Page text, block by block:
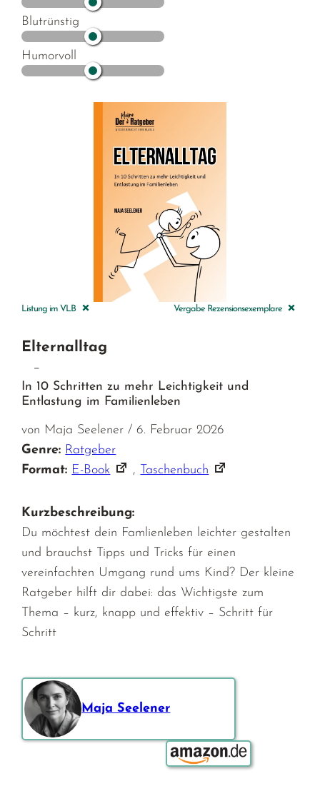
Blutrünstig
Humorvoll
Listung im VLB Vergabe Rezensionsexemplare
Elternalltag
–
In 10 Schritten zu mehr Leichtigkeit und
Entlastung im Familienleben
von Maja Seelener / 6. Februar 2026
Genre: Ratgeber
Format: E-Book , Taschenbuch
Kurzbeschreibung:
Du möchtest dein Famlienleben leichter gestalten
und brauchst Tipps und Tricks für einen
vereinfachten Umgang rund ums Kind? Der kleine
Ratgeber hilft dir dabei: das Wichtigste zum
Thema – kurz, knapp und effektiv – Schritt für
Schritt
Maja Seelener
Bestellen über: